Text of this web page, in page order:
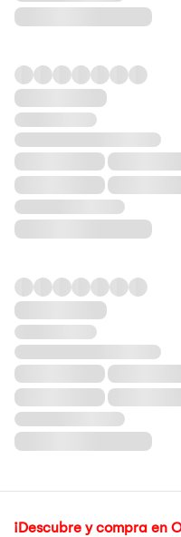
¡Descubre y compra en